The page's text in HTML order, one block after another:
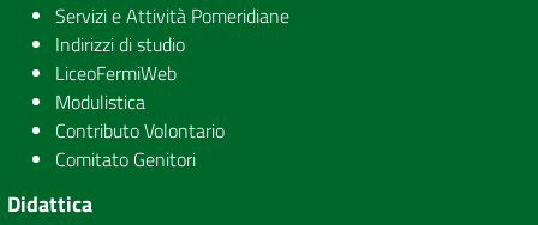
Servizi e Attività Pomeridiane
Indirizzi di studio
LiceoFermiWeb
Modulistica
Contributo Volontario
Comitato Genitori
Didattica